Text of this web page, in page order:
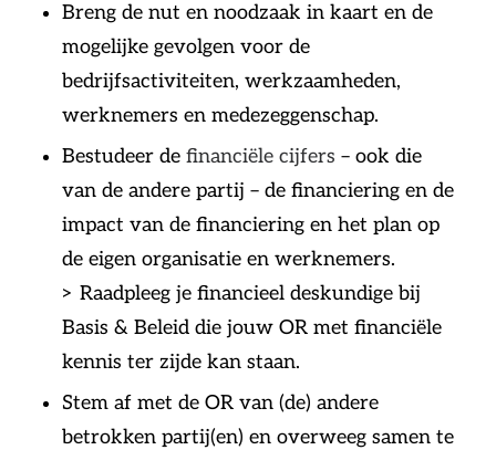
Breng de nut en noodzaak in kaart en de
mogelijke gevolgen voor de
bedrijfsactiviteiten, werkzaamheden,
werknemers en medezeggenschap.
Bestudeer de financiële cijfers – ook die
van de andere partij – de financiering en de
impact van de financiering en het plan op
de eigen organisatie en werknemers.
> Raadpleeg je financieel deskundige bij
Basis & Beleid die jouw OR met financiële
kennis ter zijde kan staan.
Stem af met de OR van (de) andere
betrokken partij(en) en overweeg samen te